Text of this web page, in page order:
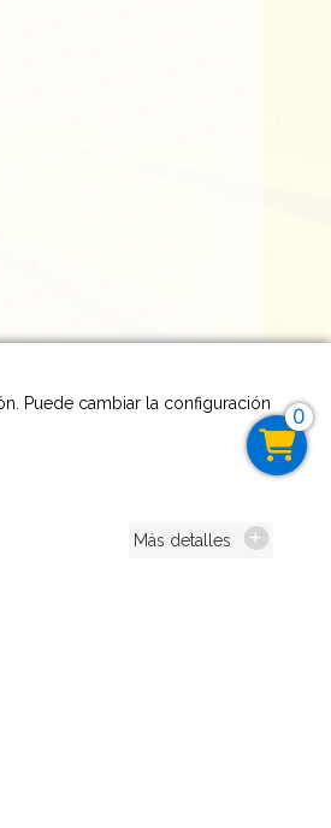
0
Puede cambiar la configuración
Más detalles